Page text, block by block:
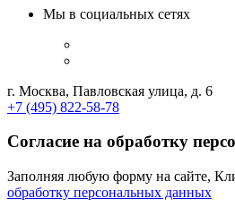
Мы в социальных сетях
г. Москва, Павловская улица, д. 6
+7 (495) 822-58-78
Согласие на обработку
Заполняя любую форму на сайте,
обработку персональных данных